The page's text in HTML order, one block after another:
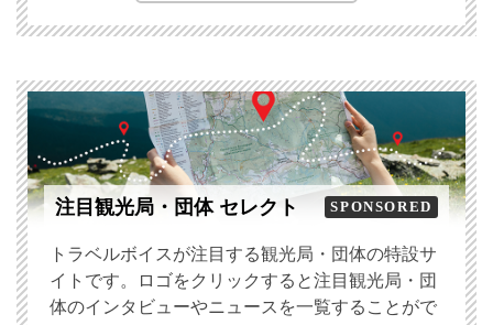
注目観光局・団体 セレクト SPONSORED
トラベルボイスが注目する観光局・団体の特設サ
イトです。ロゴをクリックすると注目観光局・団
体のインタビューやニュースを一覧することがで